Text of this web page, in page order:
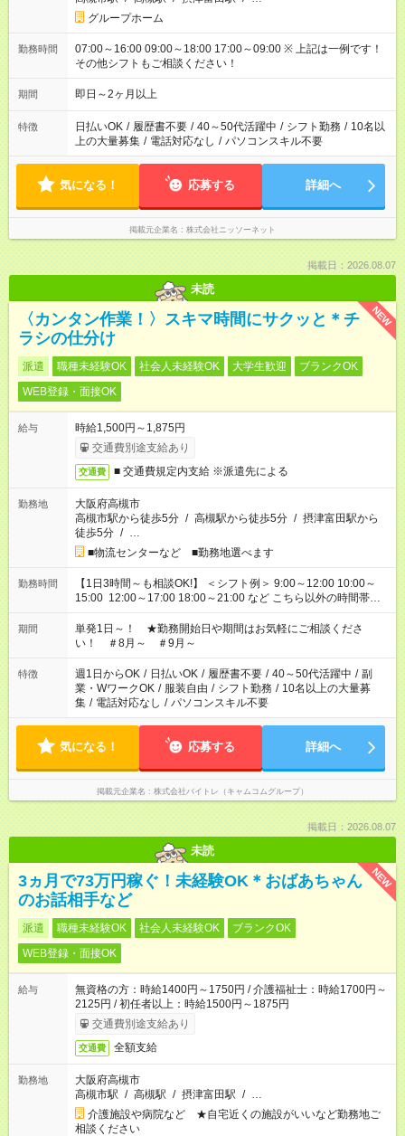
グループホーム
勤務時間
07:00～16:00 09:00～18:00 17:00～09:00 ※ 上記は一例です！
その他シフトもご相談ください！
期間 即日～2ヶ月以上
特徴 日払いOK / 履歴書不要 / 40～50代活躍中 / シフト勤務 / 10名以
上の大量募集 / 電話対応なし / パソコンスキル不要
気になる！ 応募する 詳細へ
掲載元企業名 株式会社ニッソーネット
掲載日：2026.08.07
未読
NEW
〈カンタン作業！〉スキマ時間にサクッと＊チ
ラシの仕分け
派遣 職種未経験OK 社会人未経験OK 大学生歓迎
ブランクOK
WEB登録・面接OK
給与
時給1,500円～1,875円
交通費別途支給あり
交通費 ■ 交通費規定内支給 ※派遣先による
勤務地
大阪府高槻市
高槻市駅から徒歩5分 / 高槻駅から徒歩5分 / 摂津富田駅から
徒歩5分 / …
■物流センターなど ■勤務地選べます
勤務時間
【1日3時間～も相談OK!】 ＜シフト例＞ 9:00～12:00 10:00～
15:00 12:00～17:00 18:00～21:00 など こちら以外の時間帯も
お気軽にご相談ください！
期間
単発1日～！ ★勤務開始日や期間はお気軽にご相談くださ
い！ ＃8月～ ＃9月～
特徴 週1日からOK / 日払いOK / 履歴書不要 / 40～50代活躍中 / 副
業・WワークOK / 服装自由 / シフト勤務 / 10名以上の大量募
集 / 電話対応なし / パソコンスキル不要
気になる！ 応募する 詳細へ
掲載元企業名 株式会社バイトレ（キャムコムグループ）
掲載日：2026.08.07
未読
NEW
3ヵ月で73万円稼ぐ！未経験OK＊おばあちゃん
のお話相手など
派遣 職種未経験OK 社会人未経験OK
ブランクOK
WEB登録・面接OK
給与
無資格の方：時給1400円～1750円 / 介護福祉士：時給1700円～
2125円 / 初任者以上：時給1500円～1875円
交通費別途支給あり
交通費 全額支給
勤務地
大阪府高槻市
高槻市駅 / 高槻駅 / 摂津富田駅 / …
介護施設や病院など ★自宅近くの施設がいいなど勤務地ご
相談ください